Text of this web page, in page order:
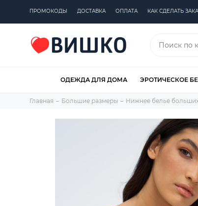
ПРОМОКОДЫ ДОСТАВКА ОПЛАТА КАК СДЕЛАТЬ
ОДЕЖДА ДЛЯ ДОМА ЭРОТИЧЕСКОЕ
Главная Большие размеры Нижнее белье